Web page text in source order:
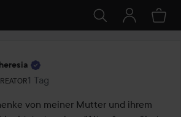
Benutzers: Lyko Creator.
1 Tag
Der Beitrag wurde 1 Tag erstellt
von meiner Mutter und ihrem